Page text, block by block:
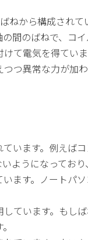
ねから構成され
間のばねで、コイ
て電気を得てい
つ異常な力が加
います。例えば
ようになってお
ます。ノート
ています。もし